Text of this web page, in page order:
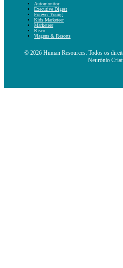
Automonitor
Executive Digest
Forever Young
Kids Marketeer
Marketeer
Risco
Viagens & Resorts
© 2026 Human Resources. Todos os
Neurónio